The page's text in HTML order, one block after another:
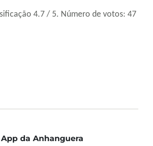
4.7/ 5. Número de votos: 47
da Anhanguera